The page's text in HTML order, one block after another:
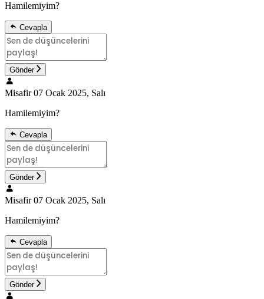
Hamilemiyim?
Cevapla
Gönder
Misafir 07 Ocak 2025, Salı
Hamilemiyim?
Cevapla
Gönder
Misafir 07 Ocak 2025, Salı
Hamilemiyim?
Cevapla
Gönder